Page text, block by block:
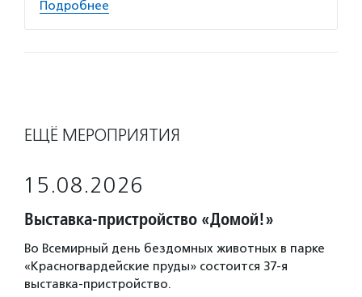
Подробнее
ЕЩЁ МЕРОПРИЯТИЯ
15.08.2026
Выставка-пристройство «Домой!»
Во Всемирный день бездомных животных в парке
«Красногвардейские пруды» состоится 37-я
выставка-пристройство.